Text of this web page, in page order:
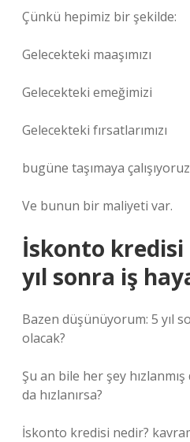
Çünkü hepimiz bir şekilde:
Gelecekteki maaşımızı
Gelecekteki emeğimizi
Gelecekteki fırsatlarımızı
bugüne taşımaya
Ve bunun bir maliyeti var.
İskonto kredisi
yıl sonra iş
Bazen düşünüyorum: 5 yıl
olacak?
Şu an bile her şey
da hızlanırsa?
İskonto kredisi nedir?